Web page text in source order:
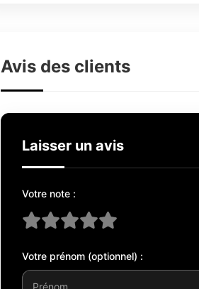
Avis des clients
Laisser un avis
Votre note :
Votre prénom (optionnel) :